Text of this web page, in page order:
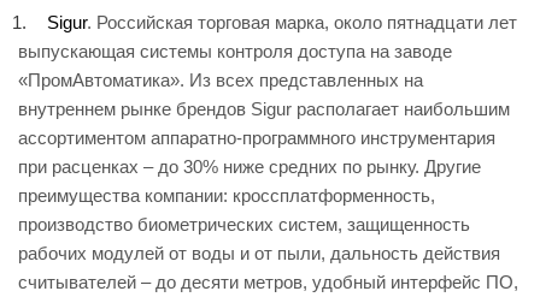
Sigur. Российская торговая марка, около пятнадцати лет
выпускающая системы контроля доступа на заводе
«ПромАвтоматика». Из всех представленных на
внутреннем рынке брендов Sigur располагает наибольшим
ассортиментом аппаратно-программного инструментария
при расценках – до 30% ниже средних по рынку. Другие
преимущества компании: кроссплатформенность,
производство биометрических систем, защищенность
рабочих модулей от воды и от пыли, дальность действия
считывателей – до десяти метров, удобный интерфейс ПО,